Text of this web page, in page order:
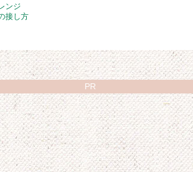
ンジ
接し方
PR